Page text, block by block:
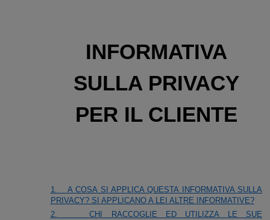
INFORMATIVA
SULLA PRIVACY
PER IL CLIENTE
1.
A COSA SI APPLICA QUESTA INFORMATIVA SULLA
PRIVACY? SI APPLICANO A LEI ALTRE INFORMATIVE?
2.
CHI RACCOGLIE ED UTILIZZA LE SUE